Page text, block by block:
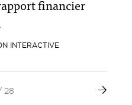
financier
INTERACTIVE
28